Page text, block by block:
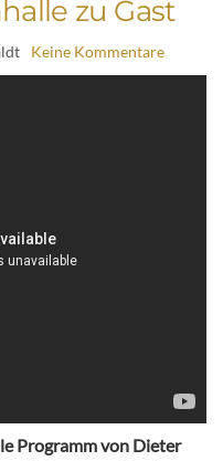
zu Gast
Keine Kommentare
Programm von Dieter